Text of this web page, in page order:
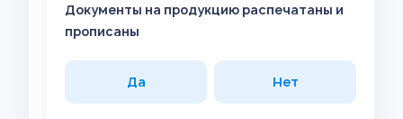
Документы на продукцию распечатаны и
прописаны
Да Нет